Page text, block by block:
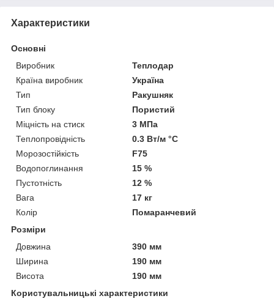
Характеристики
Основні
Виробник
Теплодар
Країна виробник
Україна
Тип
Ракушняк
Тип блоку
Пористий
Міцність на стиск
3 МПа
Теплопровідність
0.3 Вт/м °С
Морозостійкість
F75
Водопоглинання
15 %
Пустотність
12 %
Вага
17 кг
Колір
Помаранчевий
Розміри
Довжина
390 мм
Ширина
190 мм
Висота
190 мм
Користувальницькі характеристики